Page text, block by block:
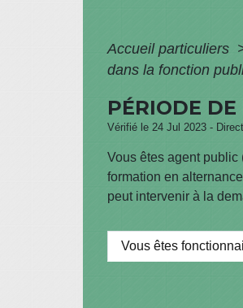
Accueil particuliers
dans la fonction
PÉRIODE
Vérifié le 24 Jul 2023 -
Vous êtes agent
formation en
peut intervenir à la
Vous êtes